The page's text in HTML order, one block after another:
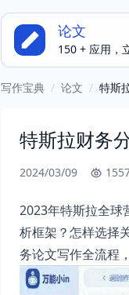
论文
150 + 应用，
写作宝典 / 论文 / 特斯
特斯拉财务
2024/03/09
2023年特斯拉全球
析框架？怎样选择
务论文写作全流程